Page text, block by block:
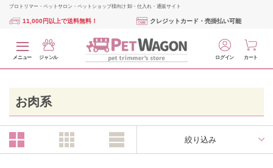
プロトリマー・ペットサロン・ペットショップ様向け 卸・仕入れ・通販サイト
11,000円以上で送料無料！ クレジットカード・売掛払い可能
メニュー ジャンル ログイン カート
お肉系
絞り込み